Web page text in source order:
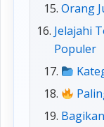
Orang
Jelajahi
Populer